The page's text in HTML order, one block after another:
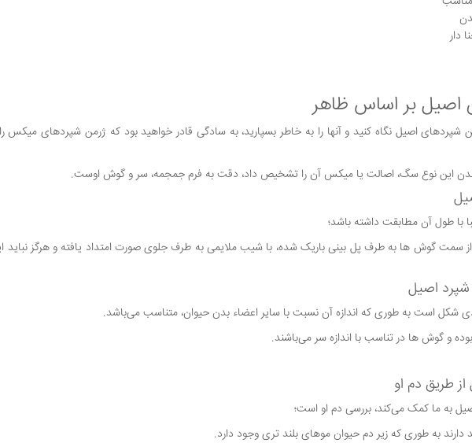
دار
بر اساس ظاهر
شپردهای اصیل نگاه کنید و آنها را به خاطر بسپارید، به سادگی قادر خواهید بود که ژرمن شپردهای میکس
بدن این نوع سگ، اصالت یا میکس آن را تشخیص داد، دقت به فرم جمجمه، سر و گوش اوست.
با طول آن مطابقت داشته باشد؛
از سمت گوش ها به طرف پل بینی باریک شده، با شیب ملایمی به طرف جلوی صورت امتداد یافته و هرگز
اصیل
شکل است به طوری که اندازه آن نسبت با سایر اعضاء بدن حیوان، متناسب می‌باشد.
و گوش ها در تناسب با اندازه سر می‌باشند.
طریق دم او
به ما کمک می‌کند، بررسی دم او است؛
به طوری که زیر دم حیوان موهای بلند تری وجود دارد.